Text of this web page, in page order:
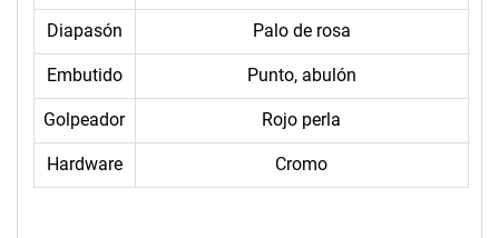
Diapasón Palo de rosa
Embutido Punto, abulón
Golpeador Rojo perla
Hardware Cromo